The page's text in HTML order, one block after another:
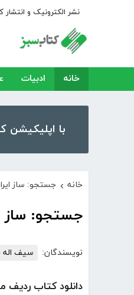
نشر الکترونیک و انتشار
خانه ادبیات
با اپلیکیشن کتابراه، بیش از ۵۰،۰۰۰ کتاب،
خانه › جستجو: ساز
جستجو: ساز
نویسندگان: سیف
دانلود کتاب ردیف